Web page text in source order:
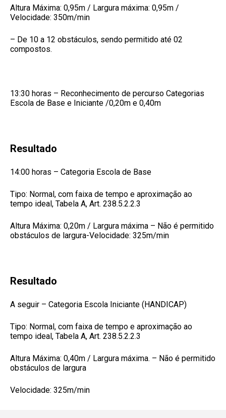
Altura Máxima: 0,95m / Largura máxima: 0,95m /
Velocidade: 350m/min
– De 10 a 12 obstáculos, sendo permitido até 02
compostos.
13:30 horas – Reconhecimento de percurso Categorias
Escola de Base e Iniciante /0,20m e 0,40m
Resultado
14:00 horas – Categoria Escola de Base
Tipo: Normal, com faixa de tempo e aproximação ao
tempo ideal, Tabela A, Art. 238.5.2.2.3
Altura Máxima: 0,20m / Largura máxima – Não é permitido
obstáculos de largura-Velocidade: 325m/min
Resultado
A seguir – Categoria Escola Iniciante (HANDICAP)
Tipo: Normal, com faixa de tempo e aproximação ao
tempo ideal, Tabela A, Art. 238.5.2.2.3
Altura Máxima: 0,40m / Largura máxima. – Não é permitido
obstáculos de largura
Velocidade: 325m/min